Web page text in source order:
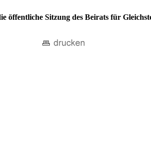
öffentliche Sitzung des Beirats für